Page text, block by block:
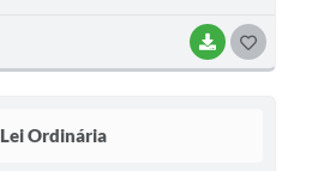
BAIXAR
Lei Ordinária